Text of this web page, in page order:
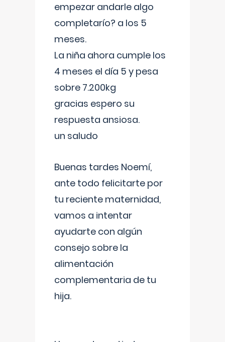
empezar andarle algo
completarío? a los 5
meses.
La niña ahora cumple los
4 meses el día 5 y pesa
sobre 7.200kg
gracias espero su
respuesta ansiosa.
un saludo
Buenas tardes Noemí,
ante todo felicitarte por
tu reciente maternidad,
vamos a intentar
ayudarte con algún
consejo sobre la
alimentación
complementaria de tu
hija.